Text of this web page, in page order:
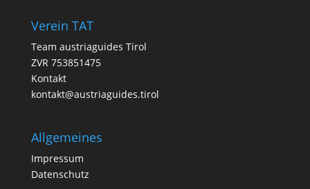
Verein TAT
Team austriaguides Tirol
ZVR 753851475
Kontakt
kontakt@austriaguides.tirol
Allgemeines
Impressum
Datenschutz